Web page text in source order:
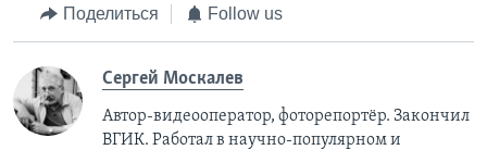
Поделиться Follow us
Сергей Москалев
Автор-видеооператор, фоторепортёр. Закончил
ВГИК. Работал в научно-популярном и